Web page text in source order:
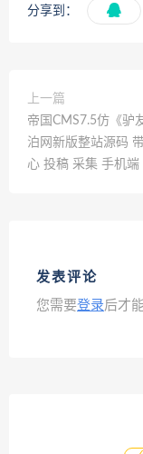
分享到：
上一篇
帝国CMS7.5仿《驴
泊网新版整站源码
心 投稿 采集 手机端
发表评论
您需要登录后才